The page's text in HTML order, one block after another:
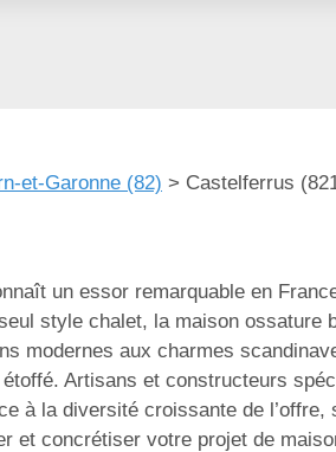
et-Garonne (82) > Castelferrus
un essor remarquable en
style chalet, la maison ossature
modernes aux charmes
Artisans et constructeurs
à la diversité croissante de
concrétiser votre projet de